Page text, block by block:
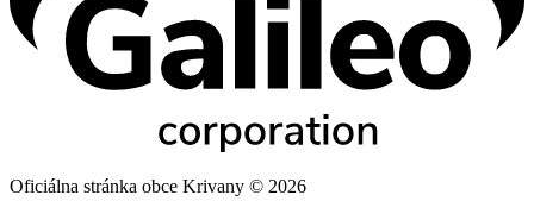
Oficiálna stránka obce Krivany © 2026